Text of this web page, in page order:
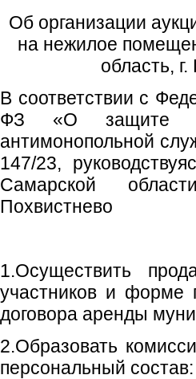
Об организации
на нежилое
область,
В соответствии с
ФЗ «О защите
антимонопольной
147/23,
Самарской
Похвистнево
1.Осуществить
участников и форме
договора аренды
2.Образовать
персональный состав: